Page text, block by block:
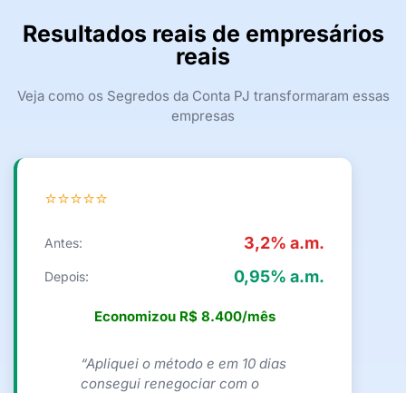
Resultados reais de empresários
reais
Veja como os Segredos da Conta PJ transformaram essas
empresas
⭐⭐⭐⭐⭐
Antes: 3,2% a.m.
Depois: 0,95% a.m.
Economizou R$ 8.400/mês
“Apliquei o método e em 10 dias
consegui renegociar com o